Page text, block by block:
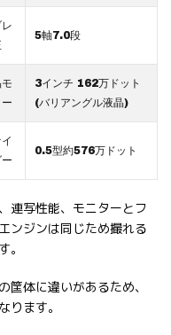
5軸7.0段
3インチ 162万ドット
(バリアングル液晶)
0.5型約576万ドット
連写性能、モニターとフ
ンジンは同じため撮れる
。
体に違いがあるため、
ります。